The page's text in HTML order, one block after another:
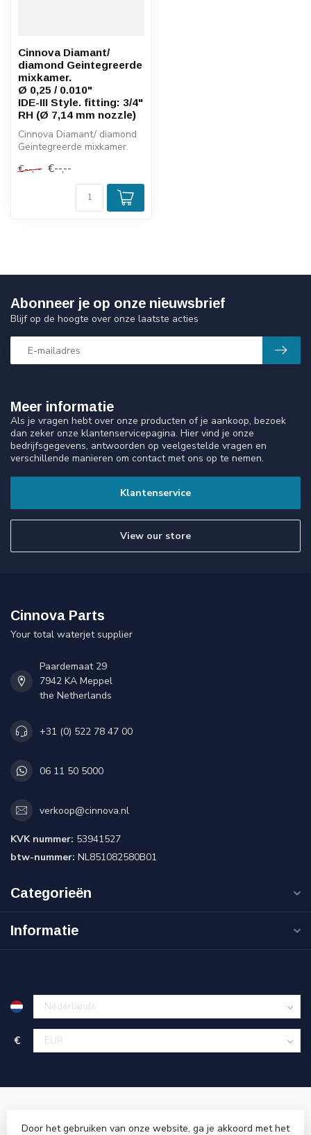
Cinnova Diamant/
diamond Geintegreerde
mixkamer.
Ø 0,25 / 0.010"
IDE-III Style. fitting: 3/4"
RH (Ø 7,14 mm nozzle)
Cinnova Diamant/ diamond
Geintegreerde mixkamer.
IDE-III Style...
€--,-- €--,--
Meer informatie
Als je vragen hebt over onze producten of je aankoop, bezoek
dan zeker onze klantenservicepagina. Hier vind je onze
bedrijfsgegevens, antwoorden op veelgestelde vragen en
verschillende manieren om contact met ons op te nemen.
Klantenservice
View our store
Abonneer je op onze nieuwsbrief
Blijf op de hoogte over onze laatste acties
Cinnova Parts
Your total waterjet supplier
Paardemaat 29
7942 KA Meppel
the Netherlands
+31 (0) 522 78 47 00
06 11 50 5000
verkoop@cinnova.nl
KVK nummer: 53941527
btw-nummer: NL851082580B01
Categorieën
Informatie
€
Door het gebruiken van onze website, ga je akkoord met het